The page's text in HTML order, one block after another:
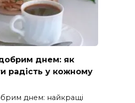
днем: як
радість у кожному
днем: найкращі